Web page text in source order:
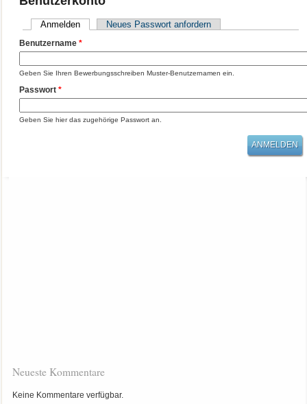
Anmelden Neues Passwort anfordern
Benutzername*
Geben Sie Ihren Bewerbungsschreiben Muster-Benutzernamen ein.
Passwort*
Geben Sie hier das zugehörige Passwort an.
Neueste Kommentare
Keine Kommentare verfügbar.